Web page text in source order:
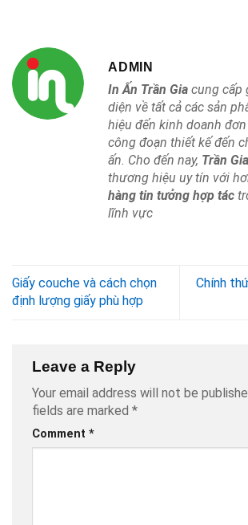
ADMIN
In Ấn Trần Gia cung cấp
diện về tất cả các sản
hiệu đến kinh doanh
công đoạn thiết kế đến
ấn. Cho đến nay, Trần Gia
thương hiệu uy tín với
hàng tin tưởng hợp tác
lĩnh vực
Giấy couche và cách chọn
định lượng giấy phù hợp
Chính
Leave a Reply
Your email address will not be
fields are marked *
Comment *